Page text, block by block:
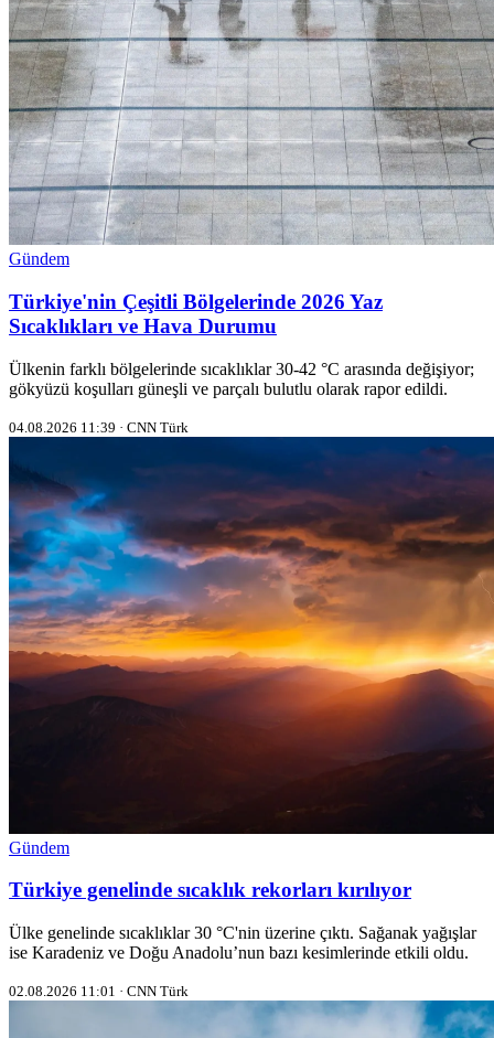
Gündem
Türkiye'nin Çeşitli Bölgelerinde 2026 Yaz
Sıcaklıkları ve Hava Durumu
Ülkenin farklı bölgelerinde sıcaklıklar 30‑42 °C arasında değişiyor;
gökyüzü koşulları güneşli ve parçalı bulutlu olarak rapor edildi.
04.08.2026 11:39 · CNN Türk
Gündem
Türkiye genelinde sıcaklık rekorları kırılıyor
Ülke genelinde sıcaklıklar 30 °C'nin üzerine çıktı. Sağanak yağışlar
ise Karadeniz ve Doğu Anadolu’nun bazı kesimlerinde etkili oldu.
02.08.2026 11:01 · CNN Türk